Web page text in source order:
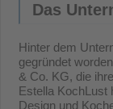
Das
Hinter dem
gegründet
& Co. KG, die
Estella KochLust
Design und